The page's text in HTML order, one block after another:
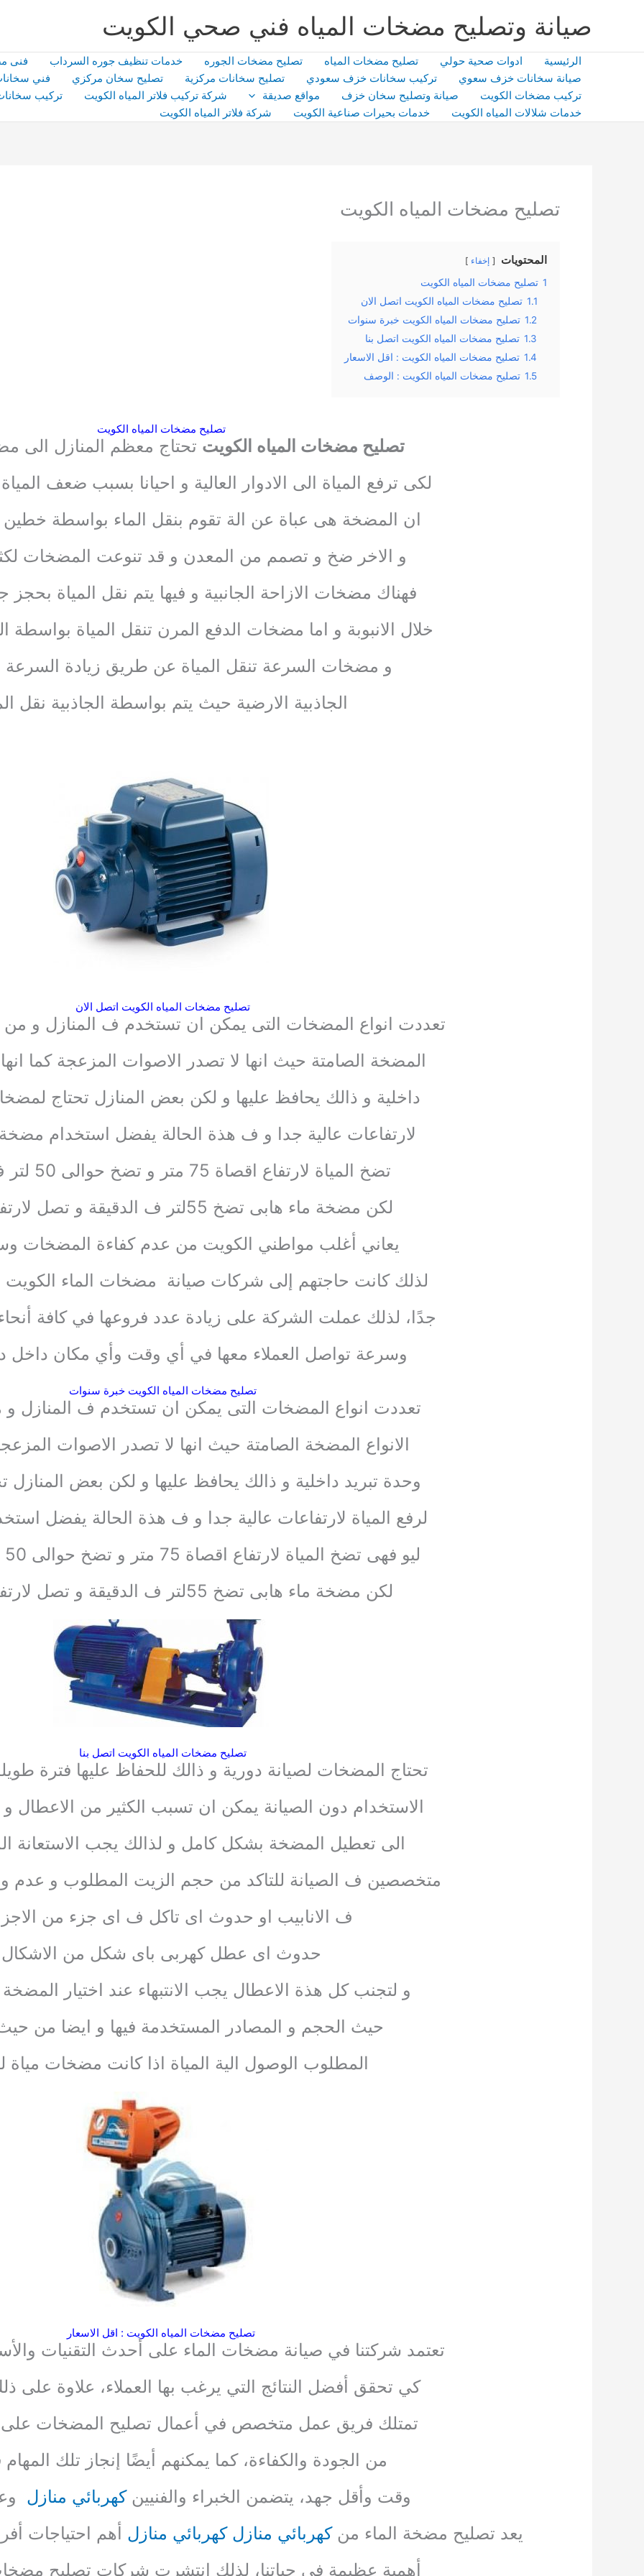
صيانة وتصليح مضخات المياه فني صحي الكويت
الرئيسية ادوات صحية حولي تصليح مضخات المياه تصليح مضخات الجوره خدمات تنظيف جوره السرداب فنى
صيانة سخانات خزف سعوي
تركيب سخانات خزف سعودي تصليح سخانات مركزية تصليح سخان مركزي فني
تركيب مضخات الكويت
صيانة وتصليح سخان خزف مواقع صديقة شركة تركيب فلاتر المياه الكويت تركيب
خدمات شلالات المياه الكويت
خدمات بحيرات صناعية الكويت شركة فلاتر المياه الكويت
تصليح مضخات المياه الكويت
المحتويات إخفاء
1 تصليح مضخات المياه الكويت
1.1 تصليح مضخات المياه الكويت اتصل الان
1.2 تصليح مضخات المياه الكويت خبرة سنوات
1.3 تصليح مضخات المياه الكويت اتصل بنا
1.4 تصليح مضخات المياه الكويت : اقل الاسعار
1.5 تصليح مضخات المياه الكويت : الوصف
تصليح مضخات المياه الكويت
تصليح مضخات المياه الكويت تحتاج معظم المنازل الى
لكى ترفع المياة الى الادوار العالية و احيانا بسبب ضعف
ان المضخة هى عباة عن الة تقوم بنقل الماء بواسطة
و الاخر ضخ و تصمم من المعدن و قد تنوعت المضخات
فهناك مضخات الازاحة الجانبية و فيها يتم نقل المياة بحجز
خلال الانبوبة و اما مضخات الدفع المرن تنقل المياة بواسطة
و مضخات السرعة تنقل المياة عن طريق زيادة
الجاذبية الارضية حيث يتم بواسطة الجاذبية نقل
تصليح مضخات المياه الكويت اتصل الان
تعددت انواع المضخات التى يمكن ان تستخدم ف المنازل و من
المضخة الصامتة حيث انها لا تصدر الاصوات المزعجة كما انها
داخلية و ذالك يحافظ عليها و لكن بعض المنازل تحتاج
لارتفاعات عالية جدا و ف هذة الحالة يفضل استخدام
تضخ المياة لارتفاع اقصاة 75 متر و تضخ حوالى 50 لتر ف الدقيقة
لكن مضخة ماء هابى تضخ 55لتر ف الدقيقة و تصل لارتفاع 65 متر
يعاني أغلب مواطني الكويت من عدم كفاءة المضخات
لذلك كانت حاجتهم إلى شركات صيانة مضخات الماء
جدًا، لذلك عملت الشركة على زيادة عدد فروعها في كافة
وسرعة تواصل العملاء معها في أي وقت وأي مكان داخل
تصليح مضخات المياه الكويت خبرة سنوات
تعددت انواع المضخات التى يمكن ان تستخدم ف المنازل
الانواع المضخة الصامتة حيث انها لا تصدر الاصوات
وحدة تبريد داخلية و ذالك يحافظ عليها و لكن بعض
لرفع المياة لارتفاعات عالية جدا و ف هذة الحالة يفضل
ليو فهى تضخ المياة لارتفاع اقصاة 75 متر و تضخ حوالى 50 لتر ف الدقيقة
لكن مضخة ماء هابى تضخ 55لتر ف الدقيقة و تصل لارتفاع 65 متر
تصليح مضخات المياه الكويت اتصل بنا
تحتاج المضخات لصيانة دورية و ذالك للحفاظ عليها فترة
الاستخدام دون الصيانة يمكن ان تسبب الكثير من الاعطال
الى تعطيل المضخة بشكل كامل و لذالك يجب الاستعانة
متخصصين ف الصيانة للتاكد من حجم الزيت المطلوب و عدم
ف الانابيب او حدوث اى تاكل ف اى جزء من
حدوث اى عطل كهربى باى شكل من الاشكال
و لتجنب كل هذة الاعطال يجب الانتبهاء عند اختيار
حيث الحجم و المصادر المستخدمة فيها و ايضا من حيث
المطلوب الوصول الية المياة اذا كانت مضخات مياة
تصليح مضخات المياه الكويت : اقل الاسعار
تعتمد شركتنا في صيانة مضخات الماء على أحدث التقنيات
كي تحقق أفضل النتائج التي يرغب بها العملاء، علاوة على
تمتلك فريق عمل متخصص في أعمال تصليح المضخات
من الجودة والكفاءة، كما يمكنهم أيضًا إنجاز تلك
وقت وأقل جهد، يتضمن الخبراء والفنيينكهربائي منازل
يعد تصليح مضخة الماء منكهربائي منازل كهربائي منازل أهم احتياجات
أهمية عظيمة في حياتنا، لذلك انتشرت شركات تصليح